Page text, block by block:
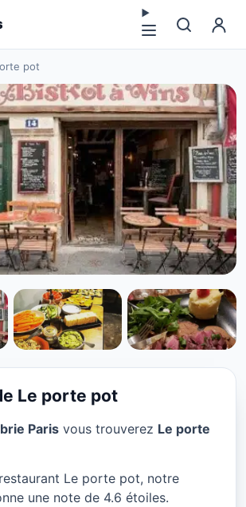
pot
pot à Paris
Le porte pot
Paris vous trouverez Le porte
Le porte pot, notre
une note de 4.6 étoiles.